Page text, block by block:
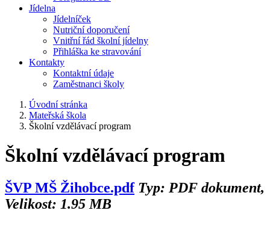
Jídelna
Jídelníček
Nutriční doporučení
Vnitřní řád školní jídelny
Přihláška ke stravování
Kontakty
Kontaktní údaje
Zaměstnanci školy
Úvodní stránka
Mateřská škola
Školní vzdělávací program
Školní vzdělávací program
ŠVP MŠ Žihobce.pdfTyp: PDF dokument,
Velikost: 1.95 MB